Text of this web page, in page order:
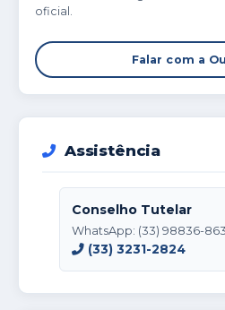
oficial.
Falar com a
Assistência
Conselho Tutelar
WhatsApp: (33) 98836-
(33) 3231-2824